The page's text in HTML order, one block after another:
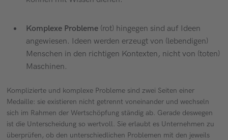
Komplexe Probleme (rot) hingegen sind auf Ideen
angewiesen. Ideen werden erzeugt von (lebendigen)
Menschen in den richtigen Kontexten, nicht von (toten)
Maschinen.
Komplizierte und komplexe Probleme sind zwei Seiten einer
Medaille: sie existieren nicht getrennt voneinander und wechseln
sich im Rahmen der Wertschöpfung ständig ab. Gerade deswegen
ist die Unterscheidung so wertvoll. Sie erlaubt es Unternehmen zu
überprüfen, ob den unterschiedlichen Problemen mit den jeweils